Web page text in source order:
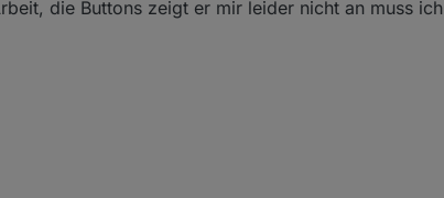
die Buttons zeigt er mir leider nicht an muss ich